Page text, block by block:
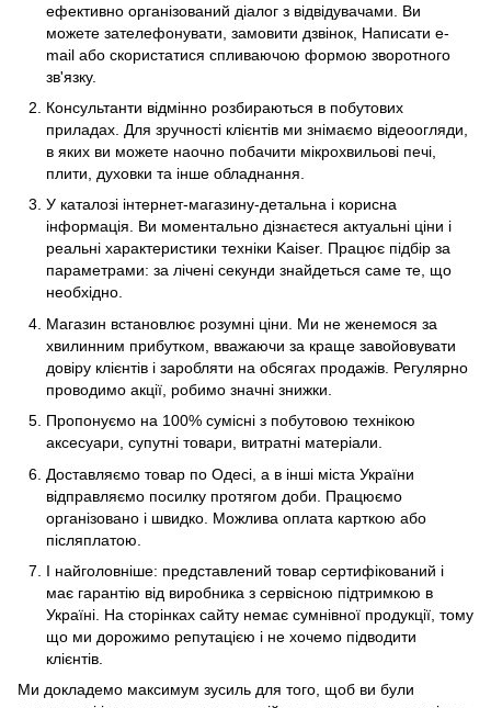
ефективно організований діалог з відвідувачами. Ви
можете зателефонувати, замовити дзвінок, Написати e-
mail або скористатися спливаючою формою зворотного
зв'язку.
Консультанти відмінно розбираються в побутових
приладах. Для зручності клієнтів ми знімаємо відеоогляди,
в яких ви можете наочно побачити мікрохвильові печі,
плити, духовки та інше обладнання.
У каталозі інтернет-магазину-детальна і корисна
інформація. Ви моментально дізнаєтеся актуальні ціни і
реальні характеристики техніки Kaiser. Працює підбір за
параметрами: за лічені секунди знайдеться саме те, що
необхідно.
Магазин встановлює розумні ціни. Ми не женемося за
хвилинним прибутком, вважаючи за краще завойовувати
довіру клієнтів і заробляти на обсягах продажів. Регулярно
проводимо акції, робимо значні знижки.
Пропонуємо на 100% сумісні з побутовою технікою
аксесуари, супутні товари, витратні матеріали.
Доставляємо товар по Одесі, а в інші міста України
відправляємо посилку протягом доби. Працюємо
організовано і швидко. Можлива оплата карткою або
післяплатою.
І найголовніше: представлений товар сертифікований і
має гарантію від виробника з сервісною підтримкою в
Україні. На сторінках сайту немає сумнівної продукції, тому
що ми дорожимо репутацією і не хочемо підводити
клієнтів.
Ми докладемо максимум зусиль для того, щоб ви були